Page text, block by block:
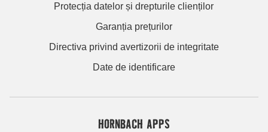
Protecția datelor și drepturile clienților
Garanția prețurilor
Directiva privind avertizorii de integritate
Date de identificare
HORNBACH APPS